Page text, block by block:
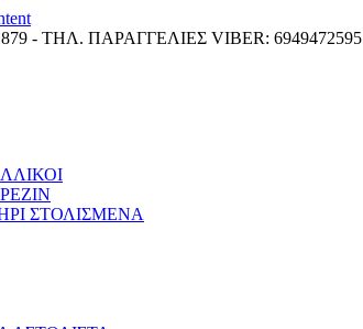
- ΤΗΛ. ΠΑΡΑΓΓΕΛΙΕΣ VIBER: 6949472595
ΣΤΟΛΙΣΜΕΝΑ